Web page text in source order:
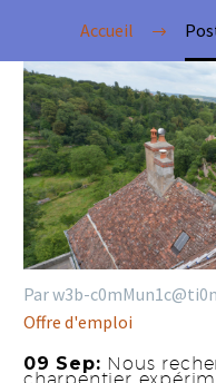
Accueil
Par w3b-c0mMun1c@ti0n
Offre d'emploi
09 Sep: Nous